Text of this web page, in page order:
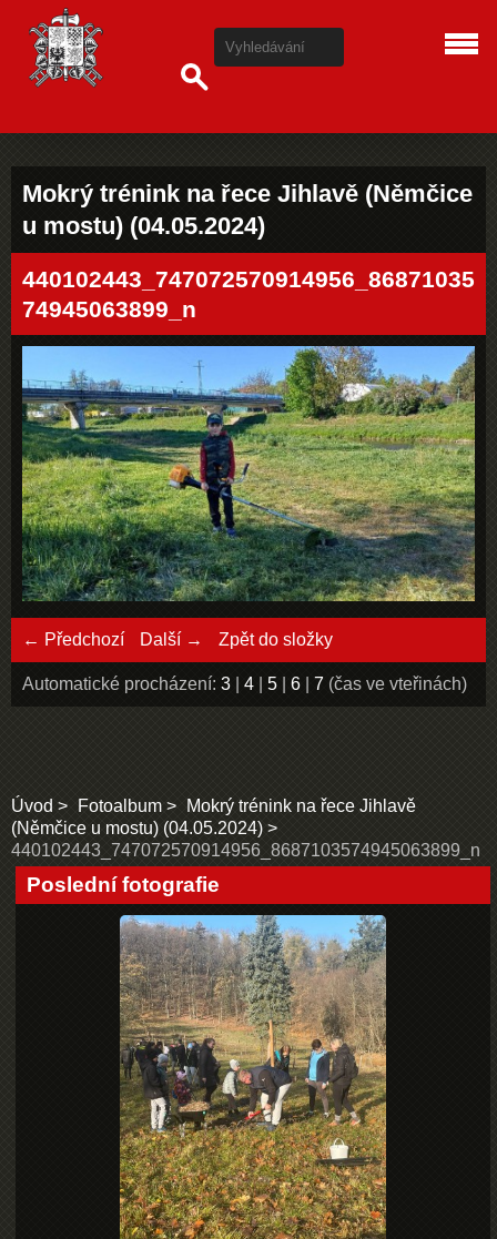
Mokrý trénink na řece Jihlavě (Němčice
u mostu) (04.05.2024)
440102443_747072570914956_86871035
74945063899_n
← Předchozí Další → Zpět do složky
Automatické procházení: 3 4 5 6 7 (čas ve vteřinách)
Úvod Fotoalbum
Mokrý trénink na řece Jihlavě
(Němčice u mostu) (04.05.2024)
440102443_747072570914956_8687103574945063899_n
Poslední fotografie